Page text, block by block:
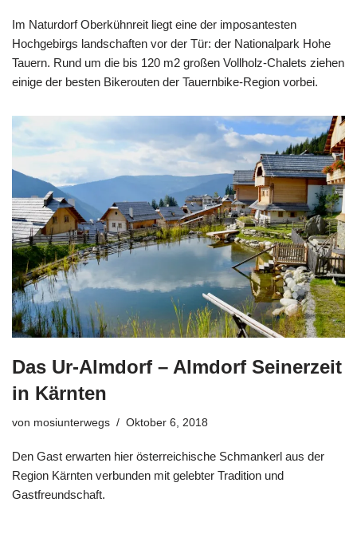
Im Naturdorf Oberkühnreit liegt eine der imposantesten
Hochgebirgs landschaften vor der Tür: der Nationalpark Hohe
Tauern. Rund um die bis 120 m2 großen Vollholz-Chalets ziehen
einige der besten Bikerouten der Tauernbike-Region vorbei.
Das Ur-Almdorf – Almdorf Seinerzeit
in Kärnten
von mosiunterwegs Oktober 6, 2018
Den Gast erwarten hier österreichische Schmankerl aus der
Region Kärnten verbunden mit gelebter Tradition und
Gastfreundschaft.